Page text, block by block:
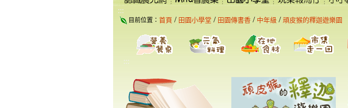
:::
目前位置： 首頁 / 田園小學堂 / 田園傳書香 / 中年級 / 頑皮猴的釋迦遊樂園
:::